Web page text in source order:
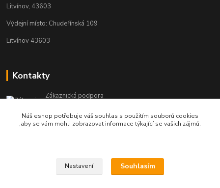
Litvínov, 43603
Výdejní místo: Chudeřínská 109
Litvínov 43603
Kontakty
Zákaznická podpora
(Po-Pá, 8-16 hod.)
Náš eshop potřebuje váš souhlas s použitím souborů cookies
,aby se vám mohli zobrazovat informace týkající se vašich zájmů.
Nastavení Souhlasím